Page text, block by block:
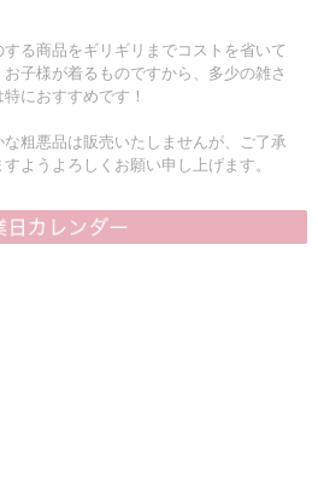
る商品をギリギリまでコストを省いて
子様が着るものですから、多少の雑さ
におすすめです！
粗悪品は販売いたしませんが、ご了承
ようよろしくお願い申し上げます。